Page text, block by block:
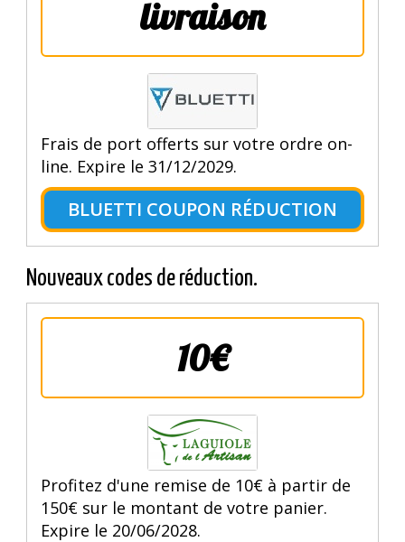
livraison
Frais de port offerts sur votre ordre on-
line. Expire le 31/12/2029.
BLUETTI COUPON RÉDUCTION
Nouveaux codes de réduction.
10€
Profitez d'une remise de 10€ à partir de
150€ sur le montant de votre panier.
Expire le 20/06/2028.